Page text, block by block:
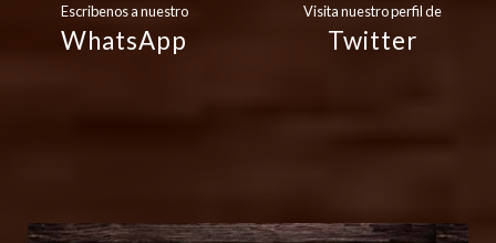
Escribenos a nuestro
WhatsApp
Visita nuestro perfil de
Twitter